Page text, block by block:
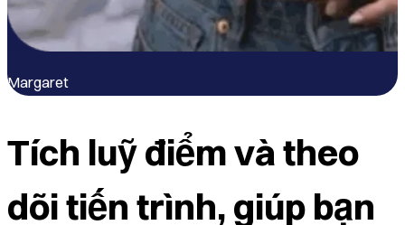
Margaret
Tích luỹ điểm và theo
dõi tiến trình, giúp bạn